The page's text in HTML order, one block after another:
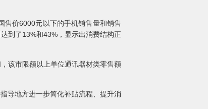
售价6000元以下的手机销售量和销售
到了13%和43%，显示出消费结构正
该市限额以上单位通讯器材类零售额
导地方进一步简化补贴流程、提升消